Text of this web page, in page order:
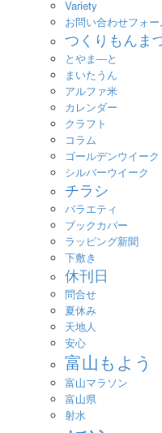
Variety
お問い合わせフォー
つくりもんま
とやま―と
まいたうん
アルファ米
カレンダー
クラフト
コラム
ゴールデンウイーク
シルバーウイーク
チラシ
バラエティ
ブックカバー
ラッピング新聞
下敷き
休刊日
問合せ
夏休み
天地人
安心
富山もよう
富山マラソン
富山県
射水